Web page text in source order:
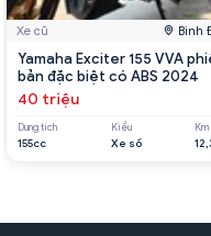
Xe cũ Bình
Yamaha Exciter 155 VVA
bản đặc biệt có ABS 2024
40 triệu
Dung tích
155cc
Kiểu
Xe số
Km